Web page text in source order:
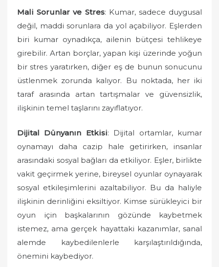
Mali Sorunlar ve Stres: Kumar, sadece duygusal
değil, maddi sorunlara da yol açabiliyor. Eşlerden
biri kumar oynadıkça, ailenin bütçesi tehlikeye
girebilir. Artan borçlar, yapan kişi üzerinde yoğun
bir stres yaratırken, diğer eş de bunun sonucunu
üstlenmek zorunda kalıyor. Bu noktada, her iki
taraf arasında artan tartışmalar ve güvensizlik,
ilişkinin temel taşlarını zayıflatıyor.
Dijital Dünyanın Etkisi: Dijital ortamlar, kumar
oynamayı daha cazip hale getirirken, insanlar
arasındaki sosyal bağları da etkiliyor. Eşler, birlikte
vakit geçirmek yerine, bireysel oyunlar oynayarak
sosyal etkileşimlerini azaltabiliyor. Bu da haliyle
ilişkinin derinliğini eksiltiyor. Kimse sürükleyici bir
oyun için başkalarının gözünde kaybetmek
istemez, ama gerçek hayattaki kazanımlar, sanal
alemde kaybedilenlerle karşılaştırıldığında,
önemini kaybediyor.